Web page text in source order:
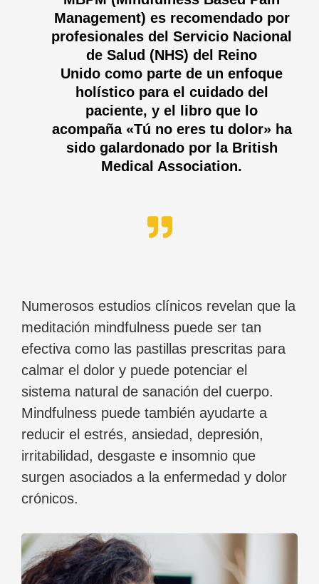
Management) es recomendado por
profesionales del Servicio Nacional
de Salud (NHS) del Reino
Unido como parte de un enfoque
holístico para el cuidado del
paciente, y el libro que lo
acompaña «Tú no eres tu dolor» ha
sido galardonado por la British
Medical Association.
Numerosos estudios clínicos revelan que la
meditación mindfulness puede ser tan
efectiva como las pastillas prescritas para
calmar el dolor y puede potenciar el
sistema natural de sanación del cuerpo.
Mindfulness puede también ayudarte a
reducir el estrés, ansiedad, depresión,
irritabilidad, desgaste e insomnio que
surgen asociados a la enfermedad y dolor
crónicos.